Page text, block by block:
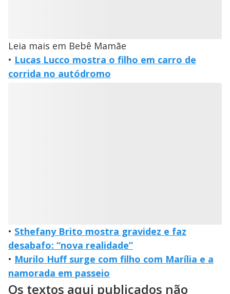
Leia mais em Bebê Mamãe
• Lucas Lucco mostra o filho em carro de
corrida no autódromo
• Sthefany Brito mostra gravidez e faz
desabafo: “nova realidade”
• Murilo Huff surge com filho com Marília e a
namorada em passeio
Os textos aqui publicados não